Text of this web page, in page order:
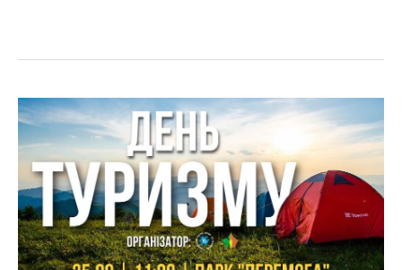
Міське
свято
«Мандруємо
разом»
до
Дня
туризму